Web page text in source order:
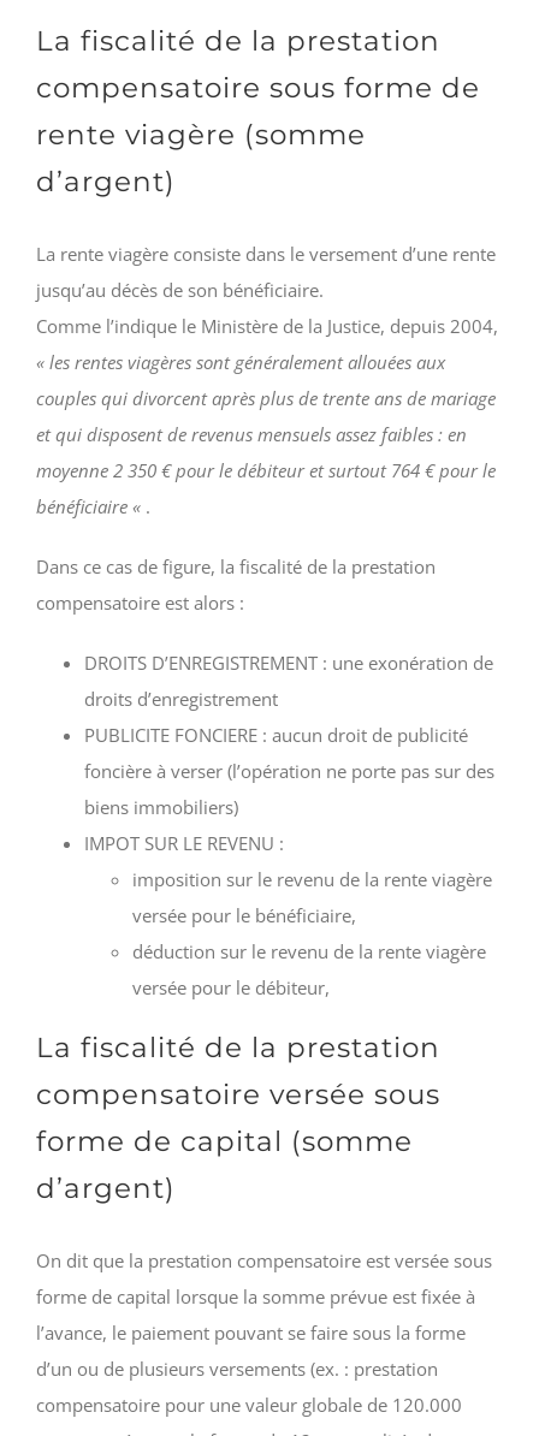
La fiscalité de la prestation
compensatoire sous forme de
rente viagère (somme
d’argent)
La rente viagère consiste dans le versement d’une rente
jusqu’au décès de son bénéficiaire.
Comme l’indique le Ministère de la Justice, depuis 2004,
« les rentes viagères sont généralement allouées aux
couples qui divorcent après plus de trente ans de mariage
et qui disposent de revenus mensuels assez faibles : en
moyenne 2 350 € pour le débiteur et surtout 764 € pour le
bénéficiaire « .
Dans ce cas de figure, la fiscalité de la prestation
compensatoire est alors :
DROITS D’ENREGISTREMENT : une exonération de
droits d’enregistrement
PUBLICITE FONCIERE : aucun droit de publicité
foncière à verser (l’opération ne porte pas sur des
biens immobiliers)
IMPOT SUR LE REVENU :
imposition sur le revenu de la rente viagère
versée pour le bénéficiaire,
déduction sur le revenu de la rente viagère
versée pour le débiteur,
La fiscalité de la prestation
compensatoire versée sous
forme de capital (somme
d’argent)
On dit que la prestation compensatoire est versée sous
forme de capital lorsque la somme prévue est fixée à
l’avance, le paiement pouvant se faire sous la forme
d’un ou de plusieurs versements (ex. : prestation
compensatoire pour une valeur globale de 120.000